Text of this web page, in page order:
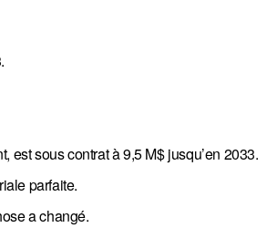
est sous contrat à 9,5 M$ jusqu’en 2033.
parfaite.
a changé.